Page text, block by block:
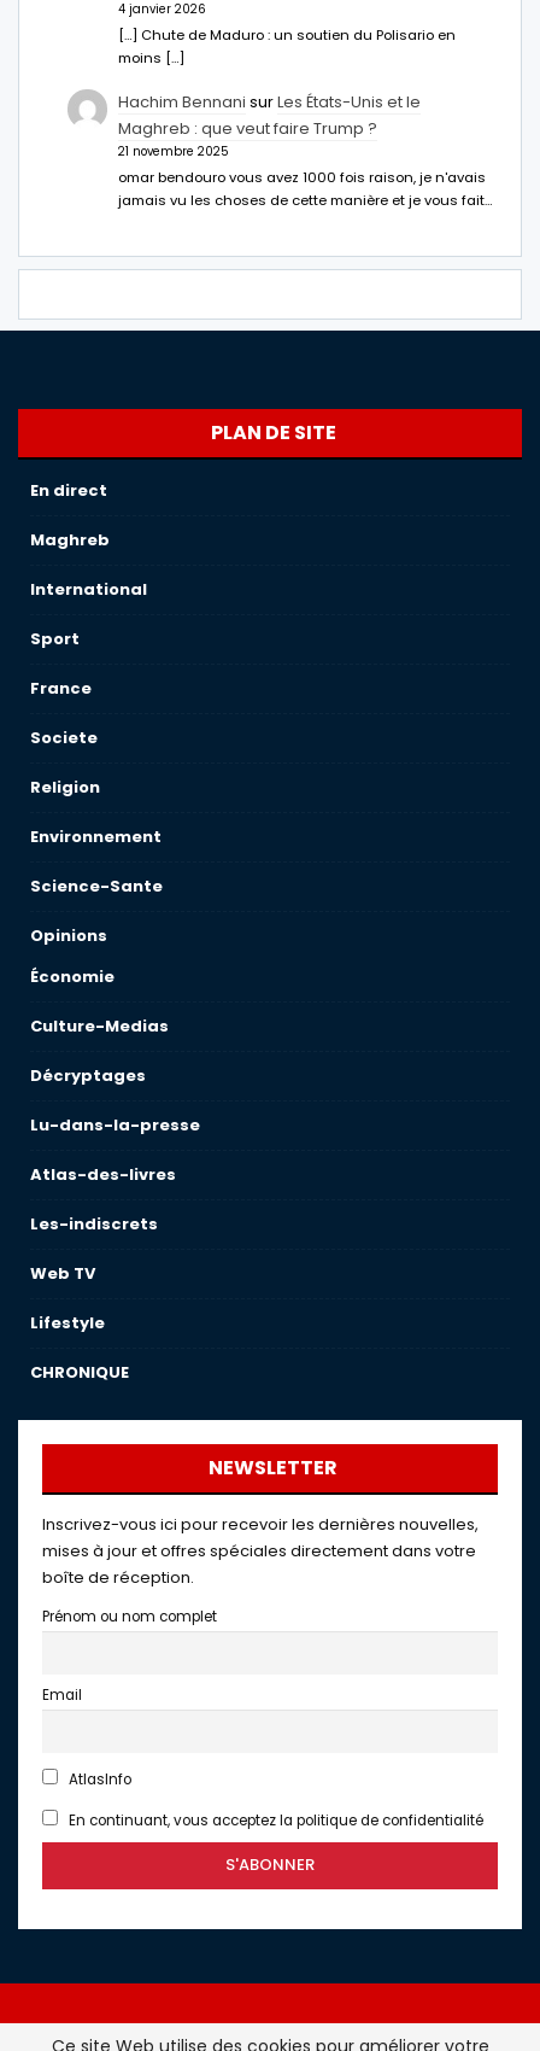
4 janvier 2026
[…] Chute de Maduro : un soutien du Polisario en
moins […]
Hachim Bennani surLes États-Unis et le
Maghreb : que veut faire Trump ?
21 novembre 2025
omar bendouro vous avez 1000 fois raison, je n'avais
jamais vu les choses de cette manière et je vous fait…
PLAN DE SITE
En direct
Maghreb
International
Sport
France
Societe
Religion
Environnement
Science-Sante
Opinions
Économie
Culture-Medias
Décryptages
Lu-dans-la-presse
Atlas-des-livres
Les-indiscrets
Web TV
Lifestyle
CHRONIQUE
NEWSLETTER
Inscrivez-vous ici pour recevoir les dernières nouvelles,
mises à jour et offres spéciales directement dans votre
boîte de réception.
Prénom ou nom complet
Email
AtlasInfo
En continuant, vous acceptez la politique de confidentialité
Ce site Web utilise des cookies pour améliorer votre